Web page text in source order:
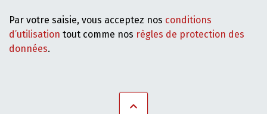
Par votre saisie, vous acceptez nos conditions
d’utilisation tout comme nos règles de protection des
données.